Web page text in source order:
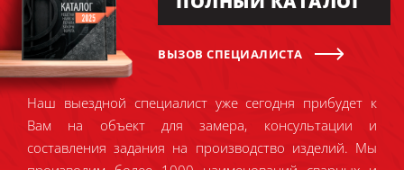
ВЫЗОВ СПЕЦИАЛИСТА
Наш выездной специалист уже сегодня прибудет к
Вам на объект для замера, консультации и
составления задания на производство изделий. Мы